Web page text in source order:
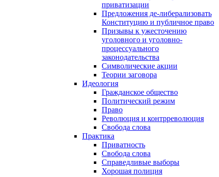
приватизации
Предложения де-либерализовать
Конституцию и публичное право
Призывы к ужесточению
уголовного и уголовно-
процессуального
законодательства
Символические акции
Теории заговора
Идеология
Гражданское общество
Политический режим
Право
Революция и контрреволюция
Свобода слова
Практика
Приватность
Свобода слова
Справедливые выборы
Хорошая полиция